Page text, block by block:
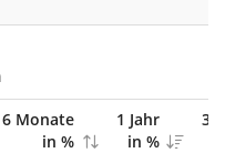
6 Monate
in %
1 Jahr
in %
3